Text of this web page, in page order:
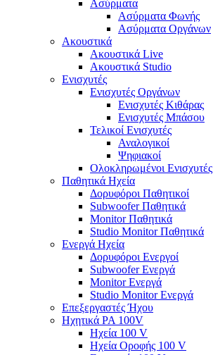
Ασύρματα
Ασύρματα Φωνής
Ασύρματα Οργάνων
Ακουστικά
Ακουστικά Live
Ακουστικά Studio
Ενισχυτές
Ενισχυτές Οργάνων
Ενισχυτές Κιθάρας
Ενισχυτές Μπάσου
Τελικοί Ενισχυτές
Αναλογικοί
Ψηφιακοί
Ολοκληρωμένοι Ενισχυτές
Παθητικά Ηχεία
Δορυφόροι Παθητικοί
Subwoofer Παθητικά
Monitor Παθητικά
Studio Monitor Παθητικά
Ενεργά Ηχεία
Δορυφόροι Ενεργοί
Subwoofer Ενεργά
Monitor Ενεργά
Studio Monitor Ενεργά
Επεξεργαστές Ήχου
Ηχητικά PA 100V
Ηχεία 100 V
Ηχεία Οροφής 100 V